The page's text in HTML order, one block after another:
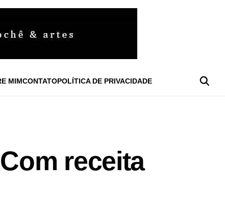
MIMCONTATOPOLÍTICA DE PRIVACIDADE
receita